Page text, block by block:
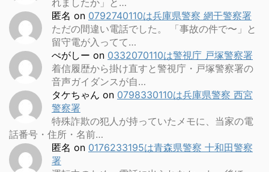
れましたか」と…
匿名 on 0792740110は兵庫県警察 網干警察署
ただの間違い電話でした。 「事故の件で〜」と
留守電が入ってて…
ぺがしー on 0332070110は警視庁 戸塚警察署
着信履歴から掛け直すと警視庁・戸塚警察署の
音声ガイダンスが自…
タケちゃん on 0798330110は兵庫県警察 西宮
警察署
特殊詐欺の犯人が持っていたメモに、当家の電
話番号・住所・名前…
匿名 on 0176233195は青森県警察 十和田警察
署